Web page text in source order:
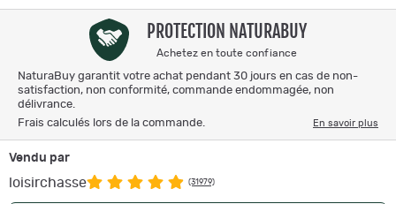
PROTECTION NATURABUY
Achetez en toute confiance
NaturaBuy garantit votre achat pendant 30 jours en cas de non-
satisfaction, non conformité, commande endommagée, non
délivrance.
Frais calculés lors de la commande.
En savoir plus
Vendu par
loisirchasse (31979)